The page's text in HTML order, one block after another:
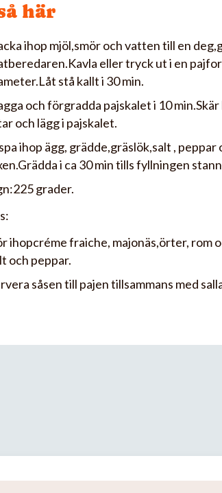
här
ihop mjöl,smör och vatten till en
eller tryck ut i en
stå kallt i 30 min.
och förgradda pajskalet i 10
och lägg i pajskalet.
ihop ägg, grädde,gräslök,salt , peppar
i ca 30 min tills fyllningen
grader.
ihopcréme fraiche, majonäs,örter, rom
och peppar.
såsen till pajen tillsammans med